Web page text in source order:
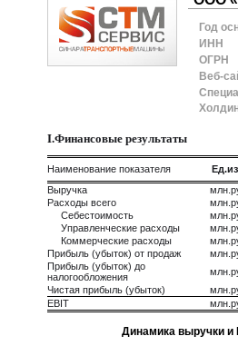
Год
ИНН
ОГРН
Веб-
I.Финансовые результаты
Наименование показателя
Выручка
Расходы всего
Себестоимость
Управленческие расходы
Коммерческие расходы
Прибыль (убыток) от продаж
Прибыль (убыток) до
налогообложения
Чистая прибыль (убыток)
EBIT
Динамика выручки